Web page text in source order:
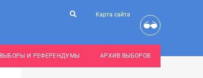
Карта сайта
ВЫБОРЫ И РЕФЕРЕНДУМЫ АРХИВ ВЫБОРОВ